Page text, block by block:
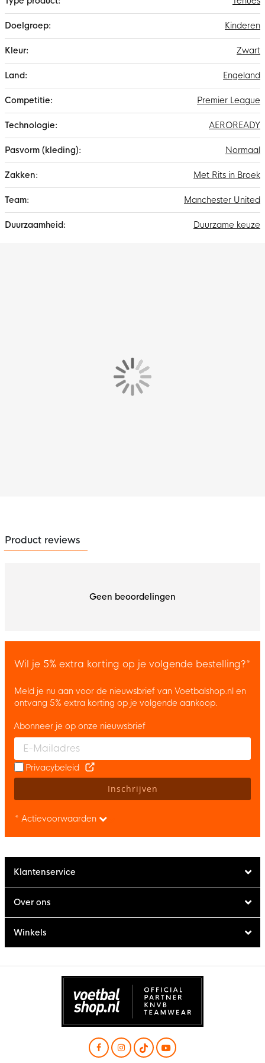
Kinderen
Zwart
Engeland
Premier League
AEROREADY
Normaal
Met Rits in Broek
Manchester United
Duurzame keuze
Product reviews
Geen beoordelingen
Wil je 5% extra korting op je volgende bestelling?*
Meld je nu aan voor de nieuwsbrief van Voetbalshop.nl en
ontvang 5% extra korting op je volgende aankoop.
Enter your email and accept the privacy policy to subscribe to
Abonneer je op onze nieuwsbrief
Privacybeleid
Inschrijven
* Actievoorwaarden
Klantenservice
Over ons
Winkels